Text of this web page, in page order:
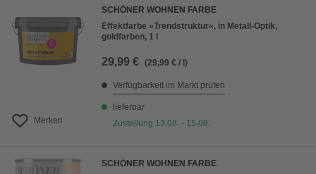
Merken
SCHÖNER WOHNEN FARBE
Effektfarbe »Trendstruktur«, in Metall-Optik,
goldfarben, 1 l
29,99 € (29,99 € / l)
Verfügbarkeit im Markt prüfen
lieferbar
Zustellung 13.08. - 15.08.
SCHÖNER WOHNEN FARBE